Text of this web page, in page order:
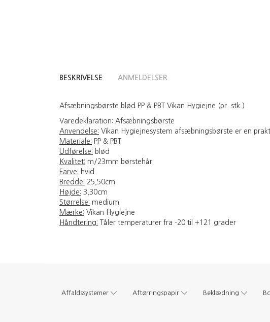
BESKRIVELSE ANMELDELSER
Afsæbningsbørste blød PP & PBT Vikan Hygiejne (pr. stk.)
Varedeklaration: Afsæbningsbørste
Anvendelse: Vikan Hygiejnesystem afsæbningsbørste er en
Materiale: PP & PBT
Udførelse: blød
Kvalitet: m/23mm børstehår
Farve: hvid
Bredde: 25,50cm
Højde: 3,30cm
Størrelse: medium
Mærke: Vikan Hygiejne
Håndtering: Tåler temperaturer fra -20 til +121 grader
Affaldssystemer Aftørringspapir Beklædning